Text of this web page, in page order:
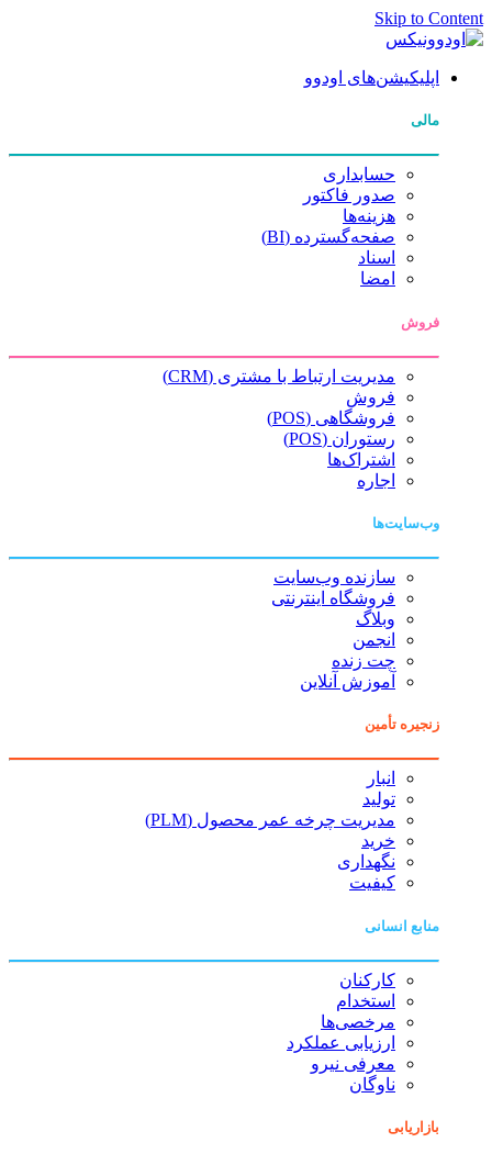
Skip to Content
اپلیکیشن‌های اودوو
مالی
حسابداری
صدور فاکتور
هزینه‌ها
صفحه‌گسترده (BI)
اسناد
امضا
فروش
مدیریت ارتباط با مشتری (CRM)
فروش
فروشگاهی (POS)
رستوران (POS)
اشتراک‌ها
اجاره
وب‌سایت‌ها
سازنده وب‌سایت
فروشگاه اینترنتی
وبلاگ
انجمن
چت زنده
آموزش آنلاین
زنجیره تأمین
انبار
تولید
مدیریت چرخه عمر محصول (PLM)
خرید
نگهداری
کیفیت
منابع انسانی
کارکنان
استخدام
مرخصی‌ها
ارزیابی عملکرد
معرفی نیرو
ناوگان
بازاریابی